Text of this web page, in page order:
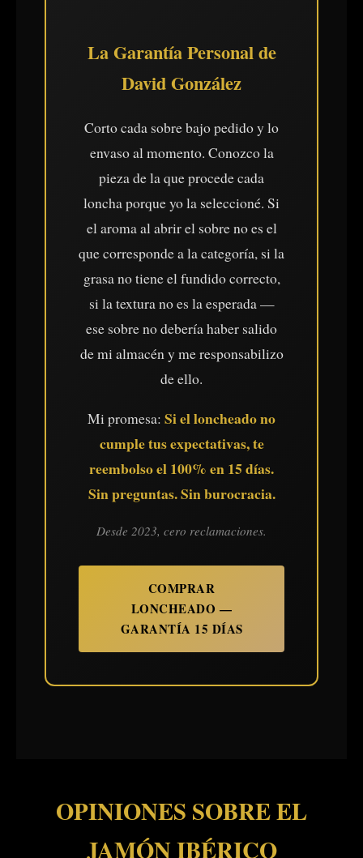
La Garantía Personal de
David González
Corto cada sobre bajo pedido y lo
envaso al momento. Conozco la
pieza de la que procede cada
loncha porque yo la seleccioné. Si
el aroma al abrir el sobre no es el
que corresponde a la categoría, si la
grasa no tiene el fundido correcto,
si la textura no es la esperada —
ese sobre no debería haber salido
de mi almacén y me responsabilizo
de ello.
Mi promesa: Si el loncheado no
cumple tus expectativas, te
reembolso el 100% en 15 días.
Sin preguntas. Sin burocracia.
Desde 2023, cero reclamaciones.
COMPRAR
LONCHEADO —
GARANTÍA 15 DÍAS
OPINIONES SOBRE EL
JAMÓN IBÉRICO